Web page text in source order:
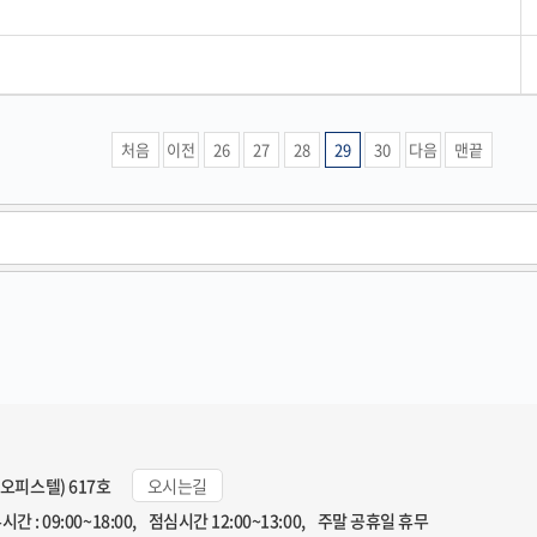
처음 이전 26 27 28 29 30 다음 맨끝
피스텔) 617호
오시는길
간 : 09:00~18:00, 점심시간 12:00~13:00, 주말 공휴일 휴무